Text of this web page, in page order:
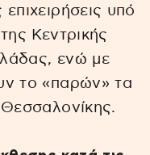
υπό
Κεντρικής
ενώ με
το «παρών» τα
Θεσσαλονίκης.